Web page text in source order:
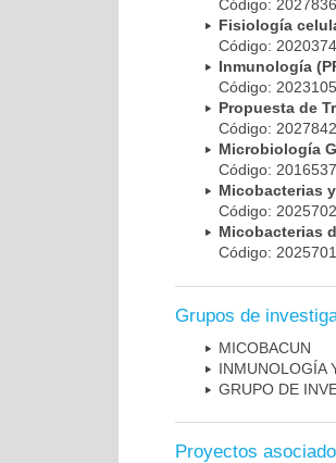
Código:
Fisiología
Código:
Inmunología
Código:
Propuesta de
Código:
Microbiología
Código:
Micobacterias
Código:
Micobacterias
Código:
Grupos de
MICOBAC­UN
INMUNOLOGÍA
GRUPO DE
Proyectos